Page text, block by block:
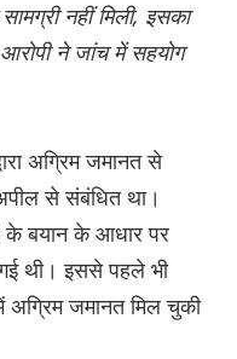
नहीं मिली, इसका
ने जांच में सहयोग
अग्रिम जमानत से
से संबंधित था।
के बयान के आधार पर
थी। इससे पहले भी
अग्रिम जमानत मिल चुकी